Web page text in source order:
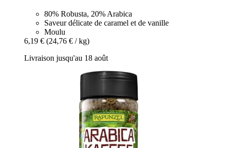
80% Robusta, 20% Arabica
Saveur délicate de caramel et de vanille
Moulu
6,19 € (24,76 € / kg)
Livraison jusqu'au 18 août